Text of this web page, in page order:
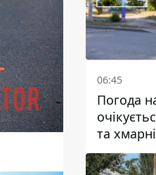
06:45
Погода
та